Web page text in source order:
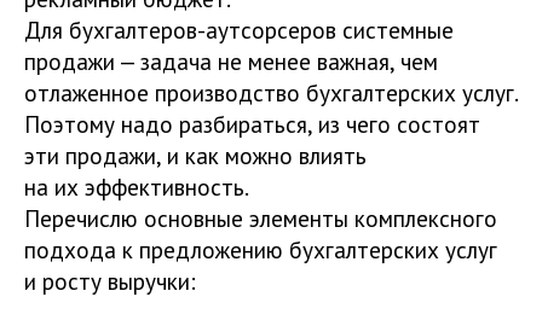
Для бухгалтеров-аутсорсеров системные
продажи — задача не менее важная, чем
отлаженное производство бухгалтерских услуг.
Поэтому надо разбираться, из чего состоят
эти продажи, и как можно влиять
на их эффективность.
Перечислю основные элементы комплексного
подхода к предложению бухгалтерских услуг
и росту выручки: